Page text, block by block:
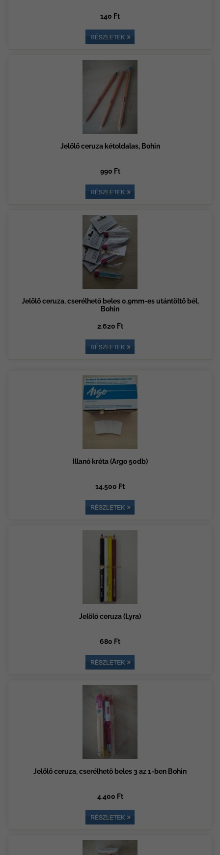
140 Ft
Jelölő ceruza kétoldalas, Bohin
990 Ft
Jelölő ceruza, cserélhető beles 0,9mm-es utántöltő bél,
Bohin
2.620 Ft
Illanó kréta (Argo 50db)
14.500 Ft
Jelölő ceruza (Lyra)
680 Ft
Jelölő ceruza, cserélhető beles 3 az 1-ben Bohin
4.400 Ft